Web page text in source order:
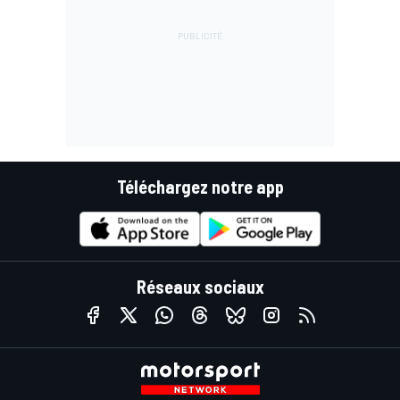
Téléchargez notre app
Réseaux sociaux